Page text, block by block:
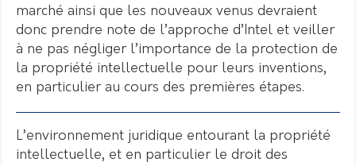
marché ainsi que les nouveaux venus devraient
donc prendre note de l’approche d’Intel et veiller
à ne pas négliger l’importance de la protection de
la propriété intellectuelle pour leurs inventions,
en particulier au cours des premières étapes.
L’environnement juridique entourant la propriété
intellectuelle, et en particulier le droit des